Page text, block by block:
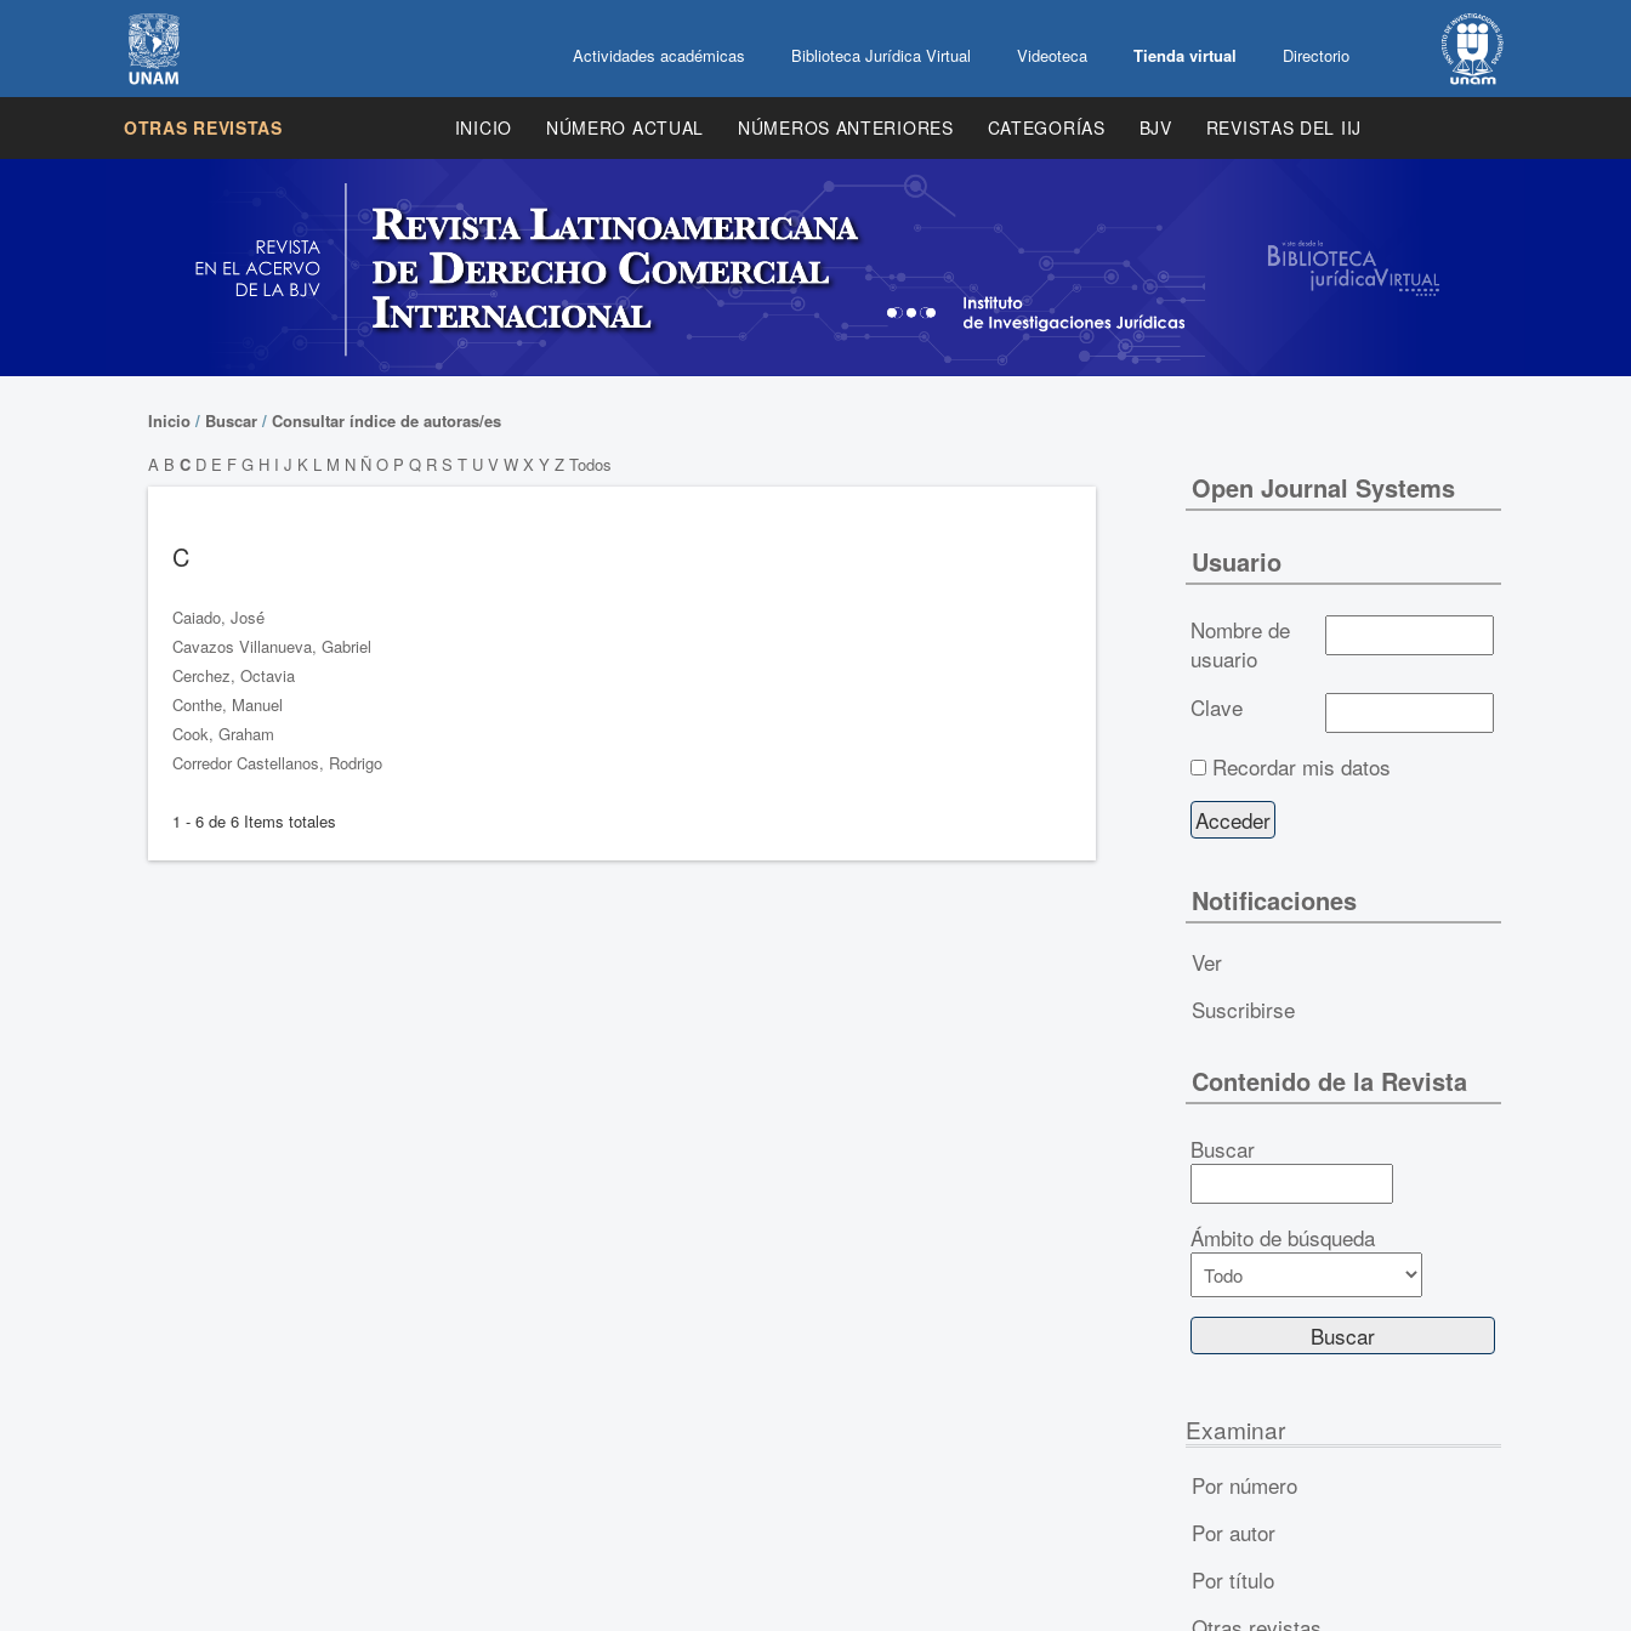
Actividades académicas Biblioteca Jurídica Virtual Videoteca Tienda virtual Directorio
OTRAS REVISTAS INICIO NÚMERO ACTUAL NÚMEROS ANTERIORES CATEGORÍAS BJV REVISTAS DEL IIJ
Inicio / Buscar / Consultar índice de autoras/es
A B C D E F G H I J K L M N Ñ O P Q R S T U V W X Y Z Todos
C
Caiado, José́
Cavazos Villanueva, Gabriel
Cerchez, Octavia
Conthe, Manuel
Cook, Graham
Corredor Castellanos, Rodrigo
1 - 6 de 6 Items totales
Open Journal Systems
Usuario
Nombre de
usuario
Clave
Recordar mis datos
Notificaciones
Ver
Suscribirse
Contenido de la Revista
Buscar
Ámbito de búsqueda
Examinar
Por número
Por autor
Por título